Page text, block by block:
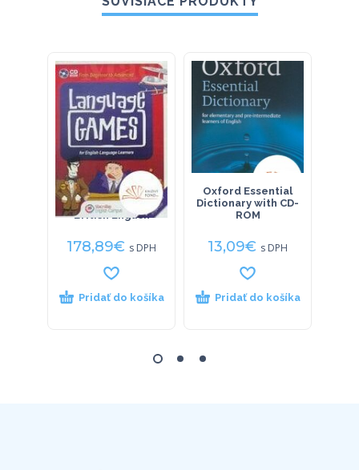
Language Games
CD-ROM Network
British English
178,89€ s DPH
Pridať do košíka
Oxford Essential
Dictionary with CD-
ROM
13,09€ s DPH
Pridať do košíka